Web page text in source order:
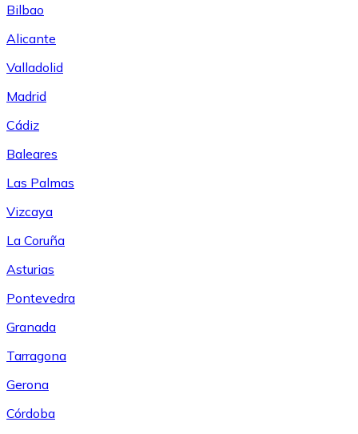
Bilbao
Alicante
Valladolid
Madrid
Cádiz
Baleares
Las Palmas
Vizcaya
La Coruña
Asturias
Pontevedra
Granada
Tarragona
Gerona
Córdoba